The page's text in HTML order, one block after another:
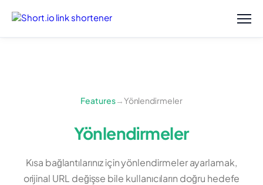
Features→Yönlendirmeler
Yönlendirmeler
Kısa bağlantılarınız için yönlendirmeler ayarlamak,
orijinal URL değişse bile kullanıcıların doğru hedefe